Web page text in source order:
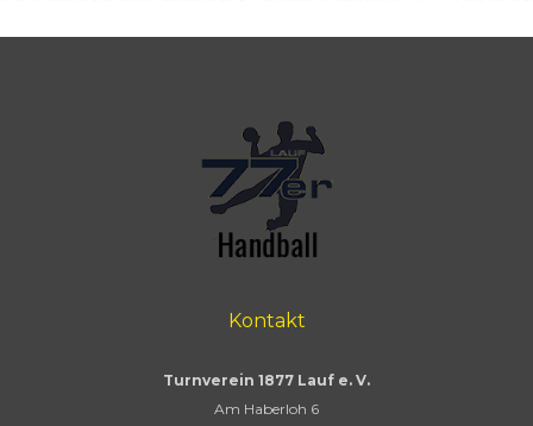
Kontakt
Turnverein 1877 Lauf e. V.
Am Haberloh 6